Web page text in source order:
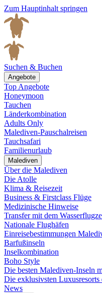
Zum Hauptinhalt springen
Suchen & Buchen
Angebote
Top Angebote
Honeymoon
Tauchen
Länderkombination
Adults Only
Malediven-Pauschalreisen
Tauchsafari
Familienurlaub
Malediven
Über die Malediven
Die Atolle
Klima & Reisezeit
Business & Firstclass Flüge
Medizinische Hinweise
Transfer mit dem
Nationale Flughäfen
Einreisebestimmungen
Barfußinseln
Inselkombination
Boho Style
Die besten Malediven-Inseln
Die exklusivsten Luxusresorts
News